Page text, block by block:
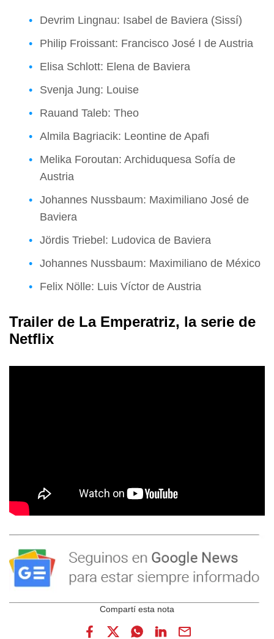
Devrim Lingnau: Isabel de Baviera (Sissí)
Philip Froissant: Francisco José I de Austria
Elisa Schlott: Elena de Baviera
Svenja Jung: Louise
Rauand Taleb: Theo
Almila Bagriacik: Leontine de Apafi
Melika Foroutan: Archiduquesa Sofía de
Austria
Johannes Nussbaum: Maximiliano José de
Baviera
Jördis Triebel: Ludovica de Baviera
Johannes Nussbaum: Maximiliano de México
Felix Nölle: Luis Víctor de Austria
Trailer de La Emperatriz, la serie de
Netflix